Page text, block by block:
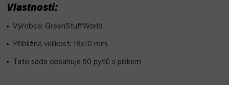
Vlastnosti:
Výrobce: GreenStuffWorld
Přibližná velikost: 18x10 mm
Tato sada obsahuje 50 pytlů s pískem